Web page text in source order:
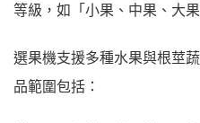
等級，如「小果、中果、大
選果機支援多種水果與根莖
品範圍包括：